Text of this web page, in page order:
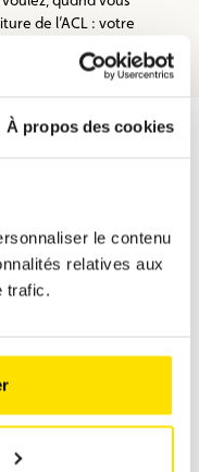
À propos des cookies
le contenu
relatives aux
trafic.
de l’ACL : votre
conduite
de
voiture ?